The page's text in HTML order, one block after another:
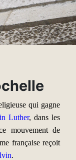
qui gagne
Luther, dans les
mouvement de
française reçoit
.